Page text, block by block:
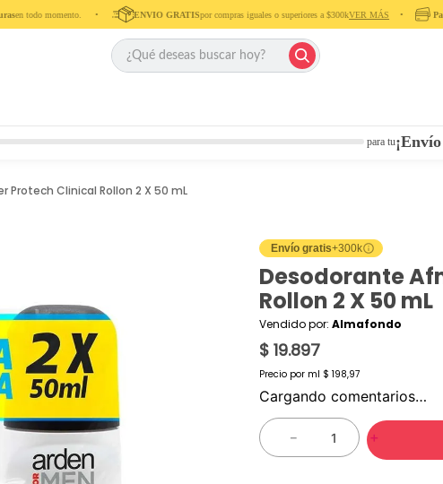
en todo momento. ‎ ‎ ‎ ‎ •‎ ‎ ‎ ‎ ‎ ENVIO GRATISpor compras iguales o superiores a $300kVER MÁS‎ ‎ ‎ ‎ •‎ ‎ ‎ ‎
para tu
Protech Clinical Rollon 2 X 50 mL
Envío gratis+300k
Desodorante
Rollon 2 X 50 mL
Vendido por: Almafondo
$ 19.897
Precio por ml $ 198,97
Cargando comentarios…
＋
－